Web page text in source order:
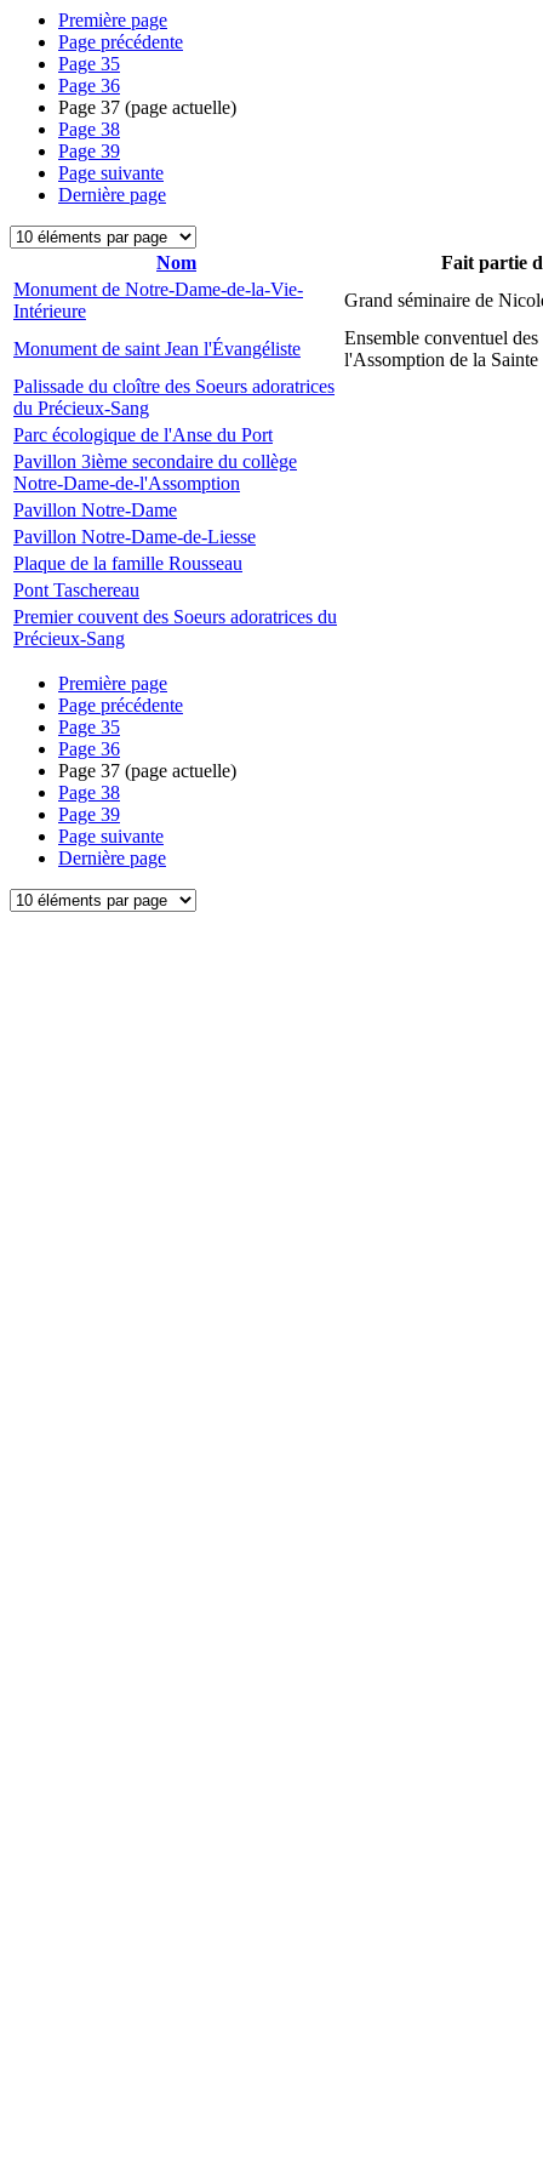
Première page
Page précédente
Page 35
Page 36
Page 37 (page actuelle)
Page 38
Page 39
Page suivante
Dernière page
Nom
Fait partie
Monument de Notre-Dame-de-la-Vie-
Intérieure
Grand séminaire de
Monument de saint Jean l'Évangéliste
Ensemble conventuel des
l'Assomption de la
Palissade du cloître des Soeurs adoratrices
du Précieux-Sang
Parc écologique de l'Anse du Port
Pavillon 3ième secondaire du collège
Notre-Dame-de-l'Assomption
Pavillon Notre-Dame
Pavillon Notre-Dame-de-Liesse
Plaque de la famille Rousseau
Pont Taschereau
Premier couvent des Soeurs adoratrices du
Précieux-Sang
Première page
Page précédente
Page 35
Page 36
Page 37 (page actuelle)
Page 38
Page 39
Page suivante
Dernière page